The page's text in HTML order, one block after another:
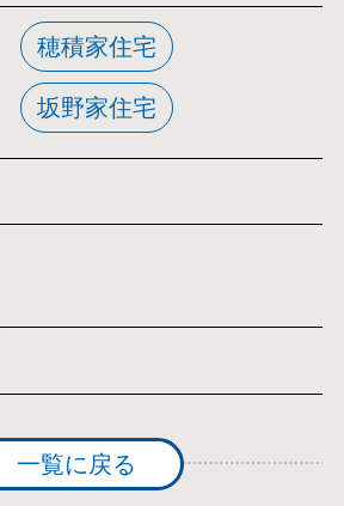
穂積家住宅
坂野家住宅
一覧に戻る